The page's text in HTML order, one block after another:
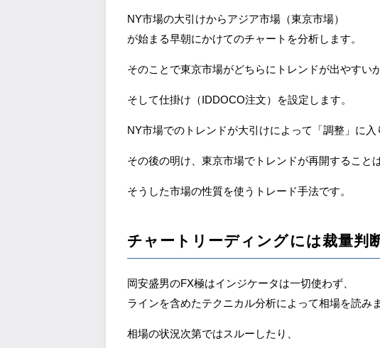
NY市場の大引けからアジア市場（東京市場）
が始まる早朝にかけてのチャートを分析します。
そのことで東京市場がどちらにトレンドが出やすい
そして仕掛け（IDDOCO注文）を設定します。
NY市場でのトレンドが大引けによって「調整」に入
その後の明け、東京市場でトレンドが再開すること
そうした市場の性質を使うトレード手法です。
チャートリーディングには裁量判
岡安盛男のFX極はインジケータは一切使わず、
ラインを含めたテクニカル分析によって相場を読みま
相場の状況次第ではスルーしたり、